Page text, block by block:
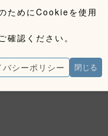
ためにCookieを使用
確認ください。
バシーポリシー 閉じる